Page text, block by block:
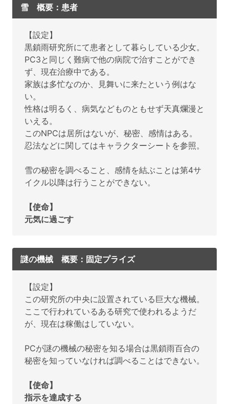
雪 概要：患者
【設定】
黒鎖雨研究所にて患者として暮らしている少女。
PC3と同じく難病で他の病院で治すことができ
ず、現在治療中である。
家族は多忙なのか、見舞いに来たという例はな
い。
性格は明るく、病気などものともせず天真爛漫と
いえる。
このNPCは居所はないが、秘密、感情はある。
忍法などに関してはキャラクターシートを参照。
雪の秘密を調べること、感情を結ぶことは第4サ
イクル以降は行うことができない。
【使命】
元気に過ごす
謎の機械 概要：固定プライズ
【設定】
この研究所の中央に設置されている巨大な機械。
ここで行われているある研究で使われるようだ
が、現在は稼働はしていない。
PCが謎の機械の秘密を知る場合は黒鎖雨百合の
秘密を知っていなければ調べることはできない。
【使命】
指示を達成する